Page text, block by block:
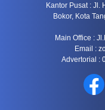
Kantor Pusat : Jl.
Bokor, Kota
Main Office :
Email :
Advertorial :